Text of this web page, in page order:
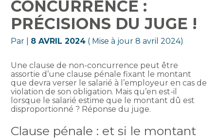
CONCURRENCE :
PRÉCISIONS DU JUGE !
Par 8 AVRIL 2024 ( Mise à jour 8 avril 2024)
Une clause de non-concurrence peut être
assortie d’une clause pénale fixant le montant
que devra verser le salarié à l’employeur en cas de
violation de son obligation. Mais qu’en est-il
lorsque le salarié estime que le montant dû est
disproportionné ? Réponse du juge.
Clause pénale : et si le montant